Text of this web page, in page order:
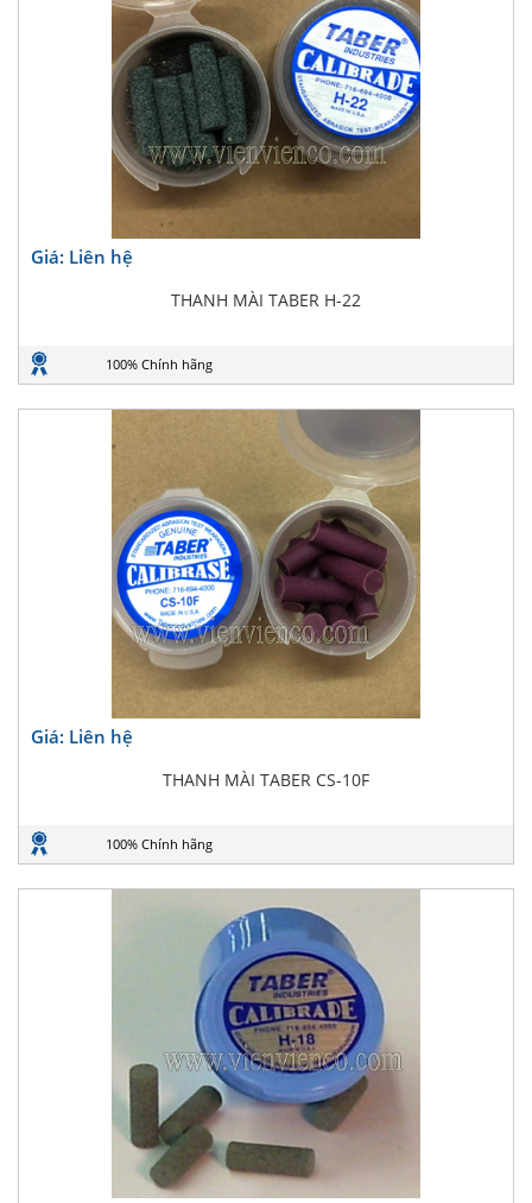
Giá: Liên hệ
THANH MÀI TABER H-22
100% Chính hãng
Giá: Liên hệ
THANH MÀI TABER CS-10F
100% Chính hãng